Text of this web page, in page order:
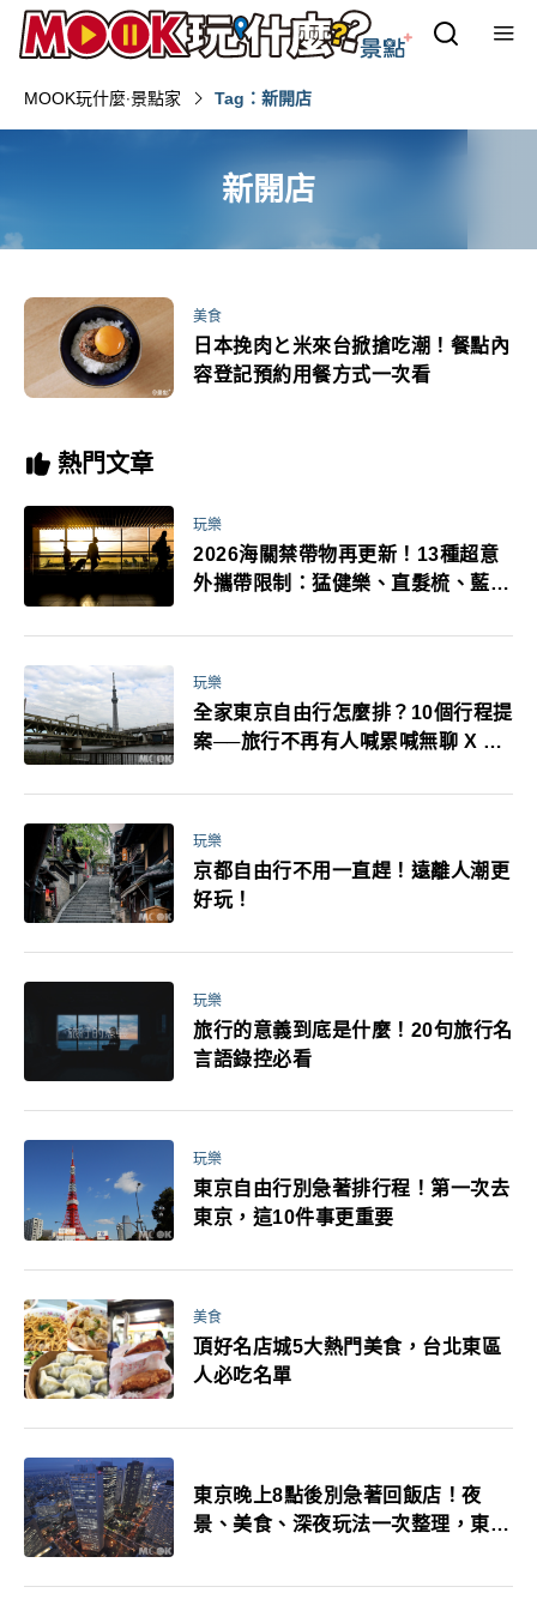
MOOK玩什麼‧景點家 Tag：新開店
新開店
美食
日本挽肉と米來台掀搶吃潮！餐點內
容登記預約用餐方式一次看
熱門文章
玩樂
2026海關禁帶物再更新！13種超意
外攜帶限制：猛健樂、直髮梳、藍牙
萬！注意事項一次看！
玩樂
全家東京自由行怎麼排？10個行程提
案──旅行不再有人喊累喊無聊 X 爸
玩樂
京都自由行不用一直趕！遠離人潮更
好玩！
玩樂
旅行的意義到底是什麼！20句旅行名
言語錄控必看
玩樂
東京自由行別急著排行程！第一次去
東京，這10件事更重要
美食
頂好名店城5大熱門美食，台北東區
人必吃名單
東京晚上8點後別急著回飯店！夜
景、美食、深夜玩法一次整理，東京